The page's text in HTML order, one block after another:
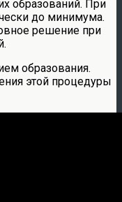
образований. При
до минимума.
решение при
образования.
этой процедуры